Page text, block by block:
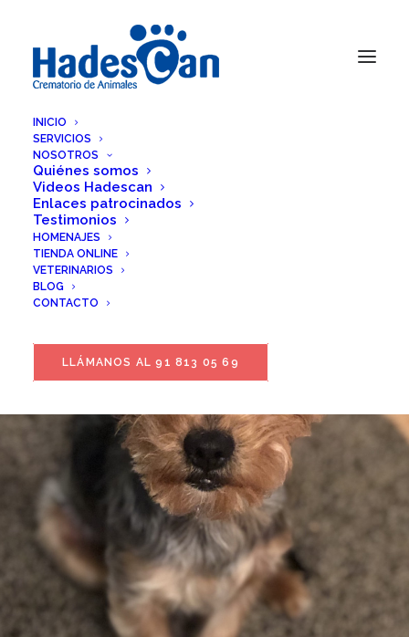
INICIO
SERVICIOS
NOSOTROS
Quiénes somos
Videos Hadescan
Enlaces patrocinados
Testimonios
HOMENAJES
TIENDA ONLINE
VETERINARIOS
BLOG
CONTACTO
LLÁMANOS AL 91 813 05 69